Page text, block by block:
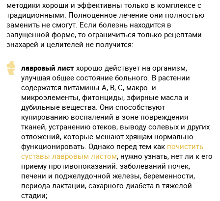
методики хороши и эффективны только в комплексе с
традиционными. Полноценное лечение они полностью
заменить не смогут. Если болезнь находится в
запущенной форме, то ограничиться только рецептами
знахарей и целителей не получится:
лавровый лист хорошо действует на организм,
улучшая общее состояние больного. В растении
содержатся витамины А, В, С, макро- и
микроэлементы, фитонциды, эфирные масла и
дубильные вещества. Они способствуют
купированию воспалений в зоне повреждения
тканей, устранению отеков, выводу солевых и других
отложений, которые мешают хрящам нормально
функционировать. Однако перед тем как почистить
суставы лавровым листом, нужно узнать, нет ли к его
приему противопоказаний: заболеваний почек,
печени и поджелудочной железы, беременности,
периода лактации, сахарного диабета в тяжелой
стадии;